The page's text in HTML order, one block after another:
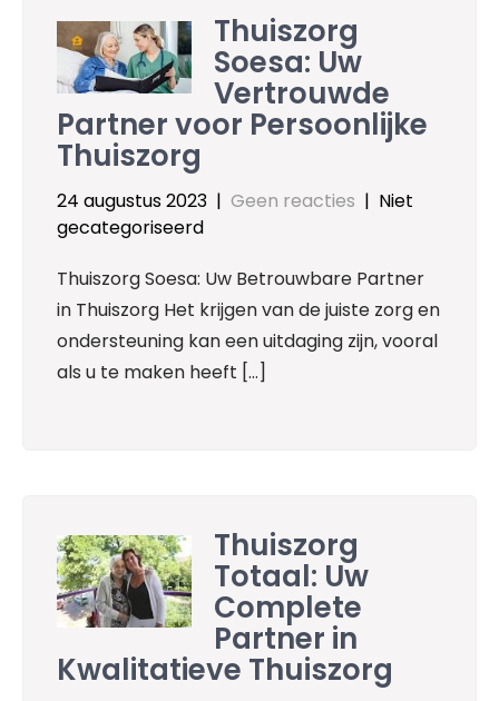
Thuiszorg
Soesa: Uw
Vertrouwde
Partner voor Persoonlijke
Thuiszorg
24 augustus 2023 | Geen reacties | Niet
gecategoriseerd
Thuiszorg Soesa: Uw Betrouwbare Partner
in Thuiszorg Het krijgen van de juiste zorg en
ondersteuning kan een uitdaging zijn, vooral
als u te maken heeft […]
Thuiszorg
Totaal: Uw
Complete
Partner in
Kwalitatieve Thuiszorg